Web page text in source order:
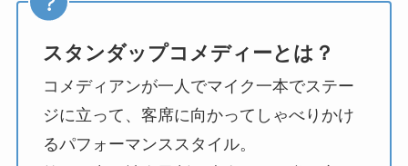
スタンダップコメディーとは？
コメディアンが一人でマイク一本でステー
ジに立って、客席に向かってしゃべりかけ
るパフォーマンススタイル。